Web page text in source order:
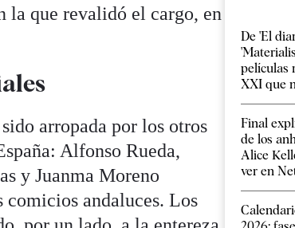
la que revalidó el cargo, en
arropada por los otros
Alfonso Rueda,
y Juanma Moreno
comicios andaluces. Los
De 'El
películas
XXI que
Final
de los
Alice
ver en